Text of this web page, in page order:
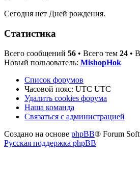
Сегодня нет Дней рождения.
Статистика
Всего сообщений 56 • Всего тем 24 •
Новый пользователь: MishopHok
Список форумов
Часовой пояс: UTC UTC
Удалить cookies форума
Наша команда
Связаться с администрацией
Создано на основе phpBB® Forum
Русская поддержка phpBB